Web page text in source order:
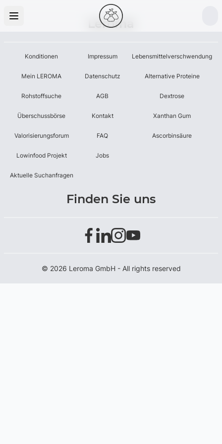
Leroma
Konditionen
Mein LEROMA
Rohstoffsuche
Überschussbörse
Valorisierungsforum
Lowinfood Projekt
Aktuelle Suchanfragen
Impressum
Datenschutz
AGB
Kontakt
FAQ
Jobs
Lebensmittelverschwendung
Alternative Proteine
Dextrose
Xanthan Gum
Ascorbinsäure
Finden Sie uns
© 2026 Leroma GmbH - All rights reserved